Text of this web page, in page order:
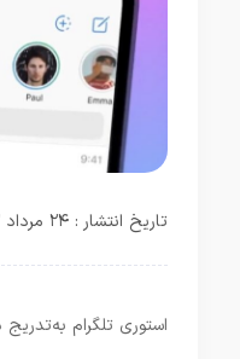
تاریخ انتشار : ۲۴ مرداد ۱۴۰۲
استوری تلگرام به‌تدریج